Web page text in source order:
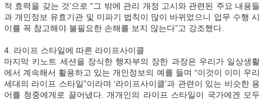
적 효력을 갖는 것’으로 “그 밖에 관리 개정 고시와 관련된 주요 내용들
과 개인정보 유효기관 및 미파기 법칙이 많이 바뀌었으니 업무 수행 시
이를 꼭 참고해야 불필요한 손해를 보지 않는다”고 강조했다.
4. 라이프 스타일에 따른 라이프사이클
마지막 키노트 세션을 장식한 행자부의 장한 과장은 우리가 일상생활
에서 계속해서 활용하고 있는 개인정보의 예를 들며 “이것이 이미 우리
세대의 라이프 스타일”이라며 ‘라이프사이클’과 관련이 있는 비슷한 용
어를 청중에게로 끌어냈다. 개개인의 라이프 스타일이 국가에겐 모두